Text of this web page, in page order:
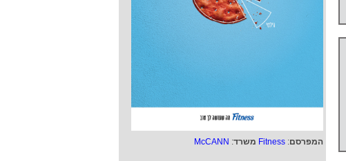
המפרסם:
Fitness משרד:
McCANN